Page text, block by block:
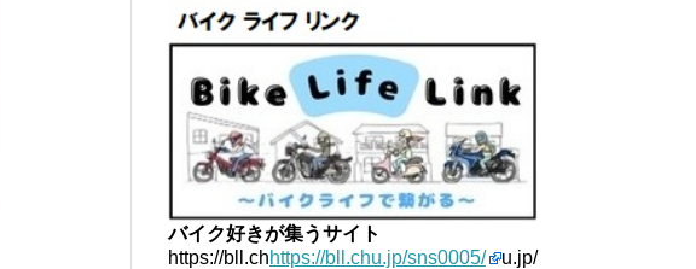
15位 ほんまもん商会
バイク好きが集うサイト
https://bll.chhttps://bll.chu.jp/sns0005/
u.jp/